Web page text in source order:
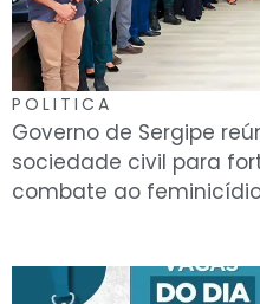
POLITICA
Governo de Sergipe
sociedade civil para
combate ao